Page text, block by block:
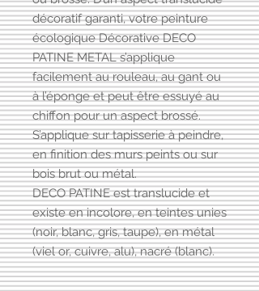
décoratif garanti, votre peinture
écologique Décorative DECO
PATINE METAL s’applique
facilement au rouleau, au gant ou
à l’éponge et peut être essuyé au
chiffon pour un aspect brossé.
S’applique sur tapisserie à peindre,
en finition des murs peints ou sur
bois brut ou métal.
DECO PATINE est translucide et
existe en incolore, en teintes unies
(noir, blanc, gris, taupe), en métal
(viel or, cuivre, alu), nacré (blanc).